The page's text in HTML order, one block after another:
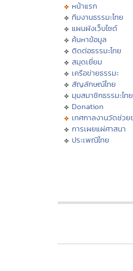
หน้าแรก
ทีมงานธรรมะไทย
แผนผังเว็บไซต์
ค้นหาข้อมูล
ติดต่อธรรมะไทย
สมุดเยี่ยม
เครือข่ายธรรมะ
สัญลักษณ์ไทย
มุมสมาชิกธรรมะไทย
Donation
เทศกาลงานวัดช่วย
การเผยแผ่ศาสนา
ประเพณีไทย